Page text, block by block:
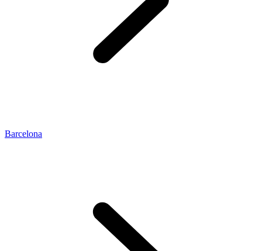
Barcelona